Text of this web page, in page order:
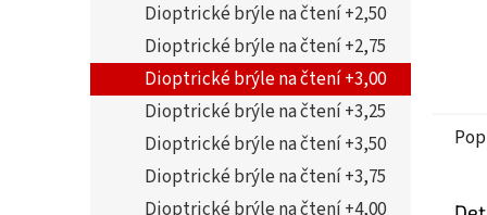
Dioptrické brýle na čtení +2,50
Dioptrické brýle na čtení +2,75
Dioptrické brýle na čtení +3,00
Dioptrické brýle na čtení +3,25
Dioptrické brýle na čtení +3,50
Dioptrické brýle na čtení +3,75
Dioptrické brýle na čtení +4,00